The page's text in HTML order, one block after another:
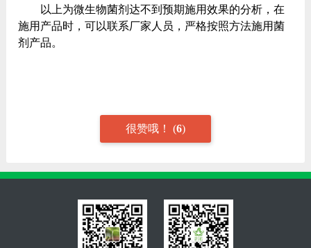
以上为微生物菌剂达不到预期施用效果的分析，在
施用产品时，可以联系厂家人员，严格按照方法施用菌
剂产品。
很赞哦！ (6)